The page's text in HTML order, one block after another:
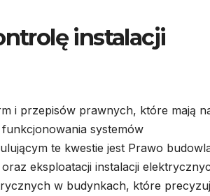
instalacji
i przepisów prawnych, które mają
systemów
te kwestie jest Prawo
eksploatacji instalacji
w budynkach, które